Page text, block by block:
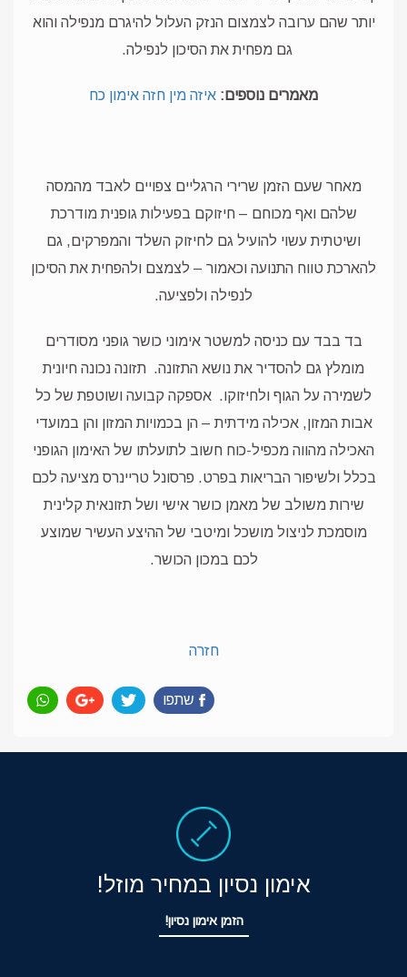
יותר שהם ערובה לצמצום הנזק העלול להיגרם מנפילה והוא
גם מפחית את הסיכון לנפילה.
מאמרים נוספים: איזה מין חזה אימון כח
מאחר שעם הזמן שרירי הרגליים צפויים לאבד מהמסה
שלהם ואף מכוחם – חיזוקם בפעילות גופנית מודרכת
ושיטתית עשוי להועיל גם לחיזוק השלד והמפרקים, גם
להארכת טווח התנועה וכאמור – לצמצם ולהפחית את הסיכון
לנפילה ולפציעה.
בד בבד עם כניסה למשטר אימוני כושר גופני מסודרים
מומלץ גם להסדיר את נושא התזונה. תזונה נכונה חיונית
לשמירה על הגוף ולחיזוקו. אספקה קבועה ושוטפת של כל
אבות המזון, אכילה מידתית – הן בכמויות המזון והן במועדי
האכילה מהווה מכפיל-כוח חשוב לתועלתו של האימון הגופני
בכלל ולשיפור הבריאות בפרט. פרסונל טריינרס מציעה לכם
שירות משולב של מאמן כושר אישי ושל תזונאית קלינית
מוסמכת לניצול מושכל ומיטבי של ההיצע העשיר שמוצע
לכם במכון הכושר.
חזרה
שתפו
אימון נסיון במחיר מוזל!
הזמן אימון נסיון!